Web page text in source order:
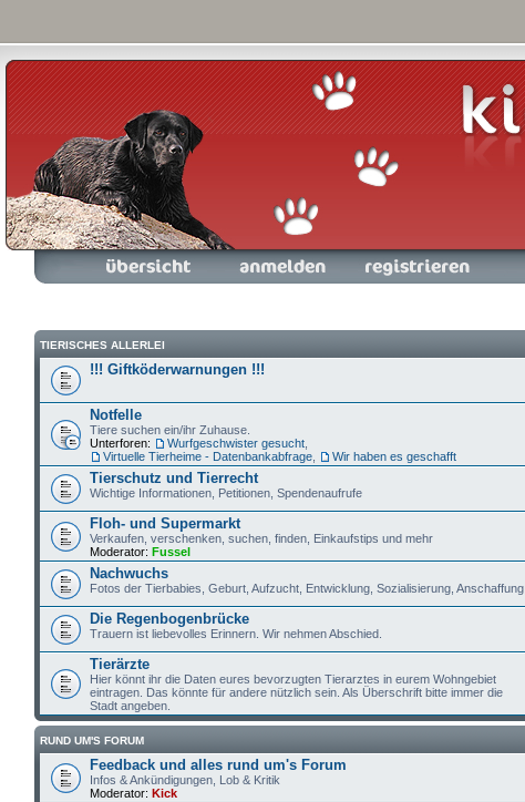
Foren-Übersicht Anmelden Registrieren
TIERISCHES ALLERLEI
!!! Giftköderwarnungen !!!
Notfelle
Tiere suchen ein/ihr Zuhause.
Unterforen:
Wurfgeschwister gesucht
Virtuelle Tierheime - Datenbankabfrage
Wir haben es geschafft
Tierschutz und Tierrecht
Wichtige Informationen, Petitionen, Spendenaufrufe
Floh- und Supermarkt
Verkaufen, verschenken, suchen, finden, Einkaufstips und mehr
Moderator: Fussel
Nachwuchs
Fotos der Tierbabies, Geburt, Aufzucht, Entwicklung, Sozialisierung, Anschaffung
Die Regenbogenbrücke
Trauern ist liebevolles Erinnern. Wir nehmen Abschied.
Tierärzte
Hier könnt ihr die Daten eures bevorzugten Tierarztes in eurem Wohngebiet
eintragen. Das könnte für andere nützlich sein. Als Überschrift bitte immer die
Stadt angeben.
RUND UM'S FORUM
Feedback und alles rund um's Forum
Infos & Ankündigungen, Lob & Kritik
Moderator: Kick